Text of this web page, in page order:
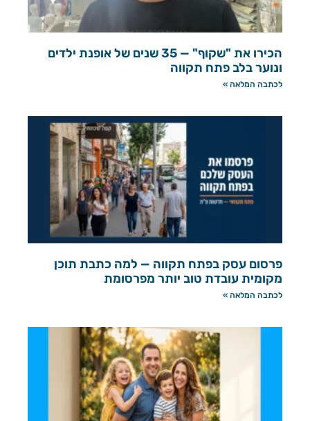
הכירו את "שקוף" — 35 שנים של אופנת ילדים
ונוער בלב פתח תקווה
לכתבה המלאה »
פרסום עסק בפתח תקווה — למה כתבת תוכן
מקומית עובדת טוב יותר מפרסומת
לכתבה המלאה »